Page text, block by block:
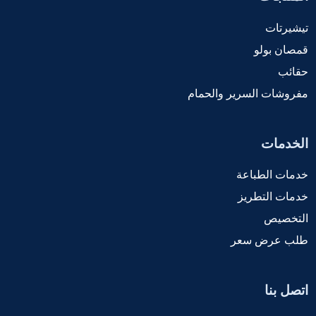
تيشيرتات
قمصان بولو
حقائب
مفروشات السرير والحمام
الخدمات
خدمات الطباعة
خدمات التطريز
التخصيص
طلب عرض سعر
اتصل بنا